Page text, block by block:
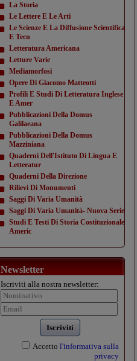
La Storia
Le Lettere E Le Arti
Le Scienze E La Diffusione Scientifica
E Tecn
Letteratura Americana
Letture Varie
Mediamorfosi
Opere Di Giacomo Matteotti
Profili E Studi Di Letteratura Inglese
E Amer
Pubblicazioni Della Domus
Galilaeana
Pubblicazioni Della Domus
Mazziniana
Quaderni Dell'Istituto Di Lingua E
Letteratur
Quaderni Della Direzione
Rilievi Di Monumenti
Saggi Di Varia Umanità
Saggi Di Varia Umanità- Nuova Serie
Studi E Testi Di Storia Costituzionale
Americ
Newsletter
Iscriviti alla nostra newsletter:
Iscriviti
Accetto l'informativa sulla
privacy